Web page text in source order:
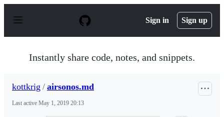
p
Sign in Sign up
Instantly share code, notes, and snippets.
kottkrig / airsonos.md
Last active May 1, 2019 20:13